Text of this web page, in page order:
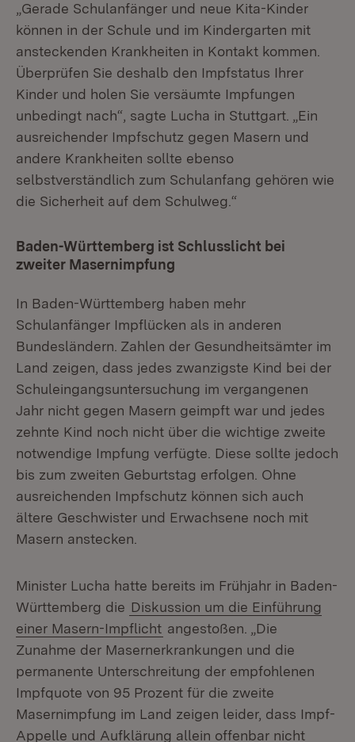
„Gerade Schulanfänger und neue Kita-Kinder
können in der Schule und im Kindergarten mit
ansteckenden Krankheiten in Kontakt kommen.
Überprüfen Sie deshalb den Impfstatus Ihrer
Kinder und holen Sie versäumte Impfungen
unbedingt nach“, sagte Lucha in Stuttgart. „Ein
ausreichender Impfschutz gegen Masern und
andere Krankheiten sollte ebenso
selbstverständlich zum Schulanfang gehören wie
die Sicherheit auf dem Schulweg.“
Baden-Württemberg ist Schlusslicht bei
zweiter Masernimpfung
In Baden-Württemberg haben mehr
Schulanfänger Impflücken als in anderen
Bundesländern. Zahlen der Gesundheitsämter im
Land zeigen, dass jedes zwanzigste Kind bei der
Schuleingangsuntersuchung im vergangenen
Jahr nicht gegen Masern geimpft war und jedes
zehnte Kind noch nicht über die wichtige zweite
notwendige Impfung verfügte. Diese sollte jedoch
bis zum zweiten Geburtstag erfolgen. Ohne
ausreichenden Impfschutz können sich auch
ältere Geschwister und Erwachsene noch mit
Masern anstecken.
Minister Lucha hatte bereits im Frühjahr in Baden-
Württemberg die Diskussion um die Einführung
einer Masern-Impflicht angestoßen. „Die
Zunahme der Masernerkrankungen und die
permanente Unterschreitung der empfohlenen
Impfquote von 95 Prozent für die zweite
Masernimpfung im Land zeigen leider, dass Impf-
Appelle und Aufklärung allein offenbar nicht